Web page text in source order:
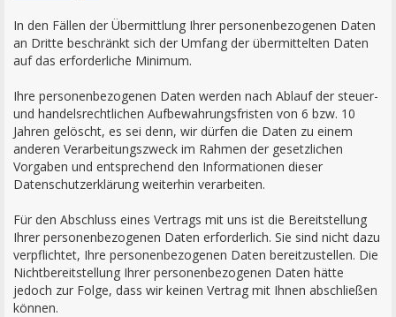
In den Fällen der Übermittlung Ihrer personenbezogenen Daten
an Dritte beschränkt sich der Umfang der übermittelten Daten
auf das erforderliche Minimum.
Ihre personenbezogenen Daten werden nach Ablauf der steuer-
und handelsrechtlichen Aufbewahrungsfristen von 6 bzw. 10
Jahren gelöscht, es sei denn, wir dürfen die Daten zu einem
anderen Verarbeitungszweck im Rahmen der gesetzlichen
Vorgaben und entsprechend den Informationen dieser
Datenschutzerklärung weiterhin verarbeiten.
Für den Abschluss eines Vertrags mit uns ist die Bereitstellung
Ihrer personenbezogenen Daten erforderlich. Sie sind nicht dazu
verpflichtet, Ihre personenbezogenen Daten bereitzustellen. Die
Nichtbereitstellung Ihrer personenbezogenen Daten hätte
jedoch zur Folge, dass wir keinen Vertrag mit Ihnen abschließen
können.